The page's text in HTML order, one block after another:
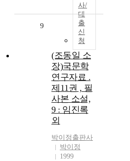
사/
대
출
신
청
9
(조동일 소
장)국문학
연구자료 .
제11권 , 필
사본 소설,
9 : 임진록
외
박이정출판사
박이정
1999